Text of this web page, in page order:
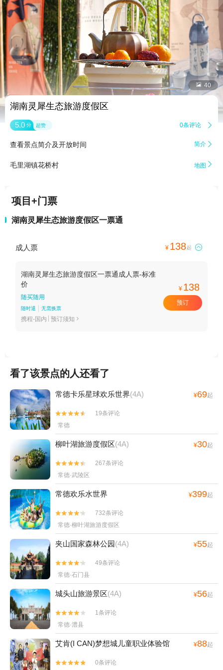
 40
湖南灵犀生态旅游度假区
5.0 分 超赞 0条评论 
查看景点简介及开放时间 简介 
毛里湖镇花桥村 地图 
项目+门票
湖南灵犀生态旅游度假区一票通
成人票 ¥ 138起 
湖南灵犀生态旅游度假区一票通成人票-标准
价
随买随用
随时退 无需换票
携程-国内 预订须知 
¥ 138
预订
看了该景点的人还看了
常德卡乐星球欢乐世界(4A) ¥69起


19条评论
常德
柳叶湖旅游度假区(4A) ¥30起


267条评论
常德·武陵区
常德欢乐水世界 ¥399起


732条评论
常德·柳叶湖旅游度假区
夹山国家森林公园(4A) ¥55起


49条评论
常德·石门县
城头山旅游景区(4A) ¥56起


1条评论
常德·澧县
艾肯(I CAN)梦想城儿童职业体验馆 ¥88起

 0条评论
